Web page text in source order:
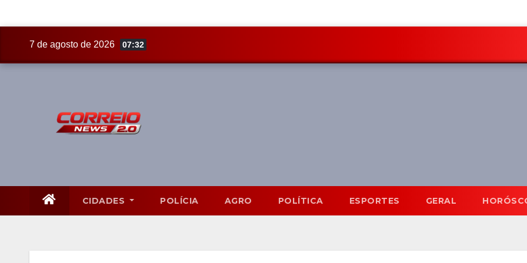
7 de agosto de 2026 07:32
CIDADES POLÍCIA AGRO POLÍTICA ESPORTES GERAL